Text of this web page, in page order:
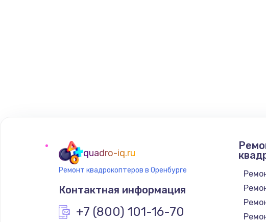
quadro-iq.ru
Ремонт квадрокоптеров в Оренбурге
Контактная информация
+7 (800) 101-16-70